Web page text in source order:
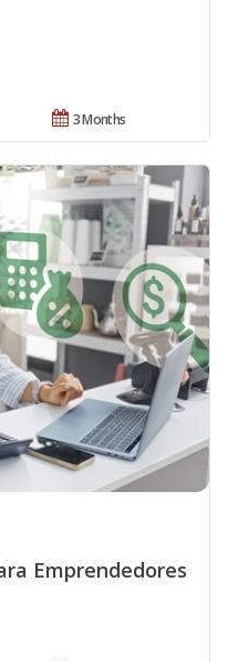
3 Months
Emprendedores